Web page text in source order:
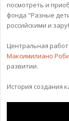
посмотреть и
фонда "Разные
российскими и
Центральная
Максимилиано
развитии.
История создания